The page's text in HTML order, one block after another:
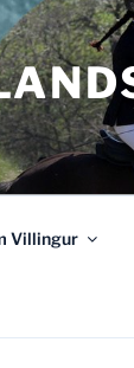
Villingur